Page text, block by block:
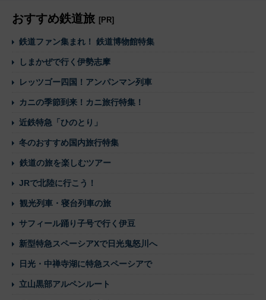
おすすめ鉄道旅 [PR]
鉄道ファン集まれ！ 鉄道博物館特集
しまかぜで行く伊勢志摩
レッツゴー四国！アンパンマン列車
カニの季節到来！カニ旅行特集！
近鉄特急「ひのとり」
冬のおすすめ国内旅行特集
鉄道の旅を楽しむツアー
JRで北陸に行こう！
観光列車・寝台列車の旅
サフィール踊り子号で行く伊豆
新型特急スペーシアXで日光鬼怒川へ
日光・中禅寺湖に特急スペーシアで
立山黒部アルペンルート